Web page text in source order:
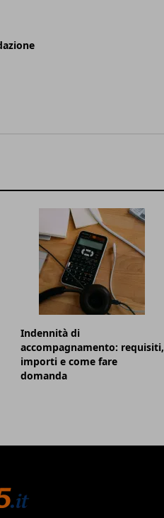
Indennità di
accompagnamento: requisiti,
importi e come fare
domanda